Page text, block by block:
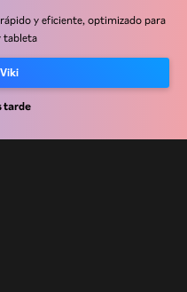
y eficiente, optimizado para
tableta
tarde